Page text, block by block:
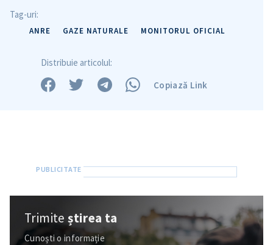
in English
Tag-uri:
ANRE GAZE NATURALE MONITORUL OFICIAL
Distribuie articolul:
Copiază Link
Trimiteștirea ta
Cunoști o informație